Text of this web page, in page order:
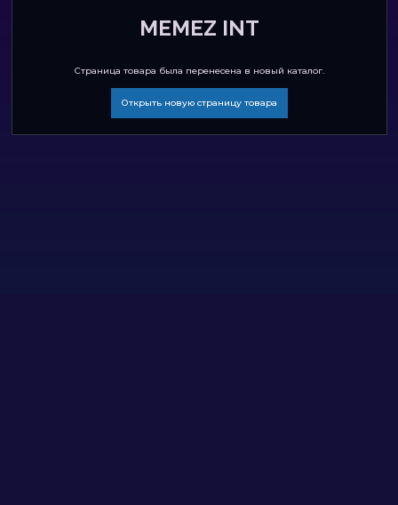
MEMEZ INT
Страница товара была перенесена в новый каталог.
Открыть новую страницу товара